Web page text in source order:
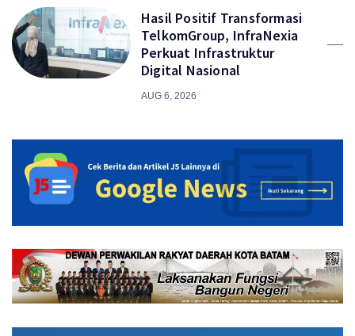
Hasil Positif Transformasi
TelkomGroup, InfraNexia
Perkuat Infrastruktur
Digital Nasional
AUG 6, 2026